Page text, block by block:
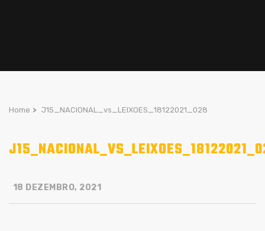
Home > J15_NACIONAL_vs_LEIXOES_18122021_028
18 DEZEMBRO, 2021